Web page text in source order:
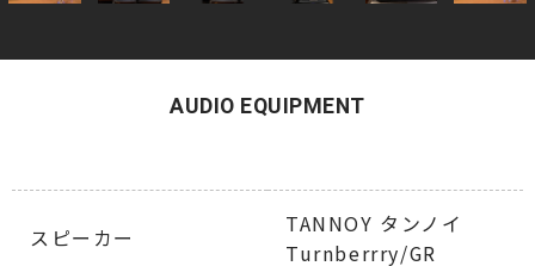
AUDIO EQUIPMENT
スピーカー
TANNOY タンノイ
Turnberrry/GR